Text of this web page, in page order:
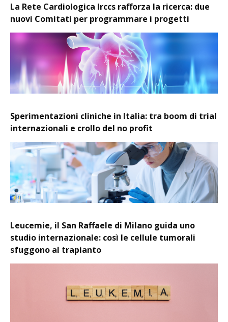
La Rete Cardiologica Irccs rafforza la ricerca: due
nuovi Comitati per programmare i progetti
Sperimentazioni cliniche in Italia: tra boom di trial
internazionali e crollo del no profit
Leucemie, il San Raffaele di Milano guida uno
studio internazionale: così le cellule tumorali
sfuggono al trapianto